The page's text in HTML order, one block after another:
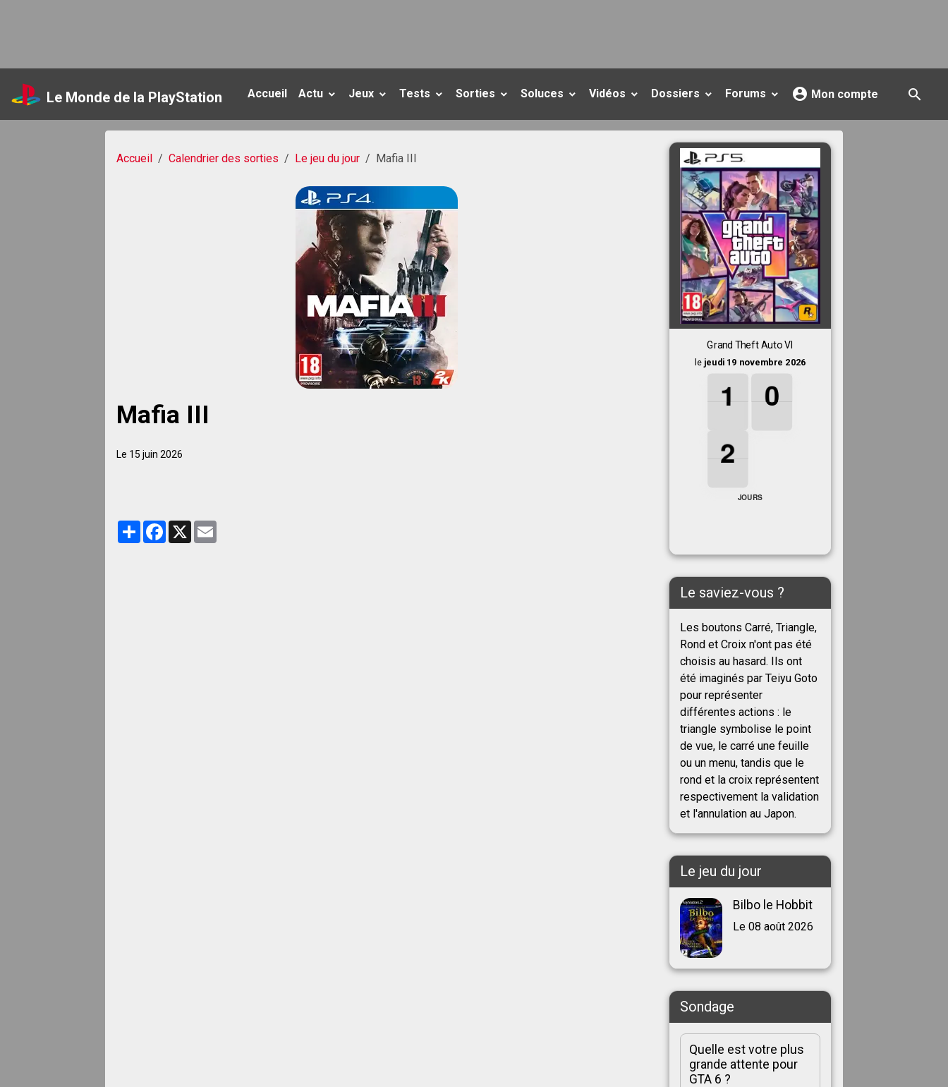
Le Monde de la PlayStation Accueil Actu Jeux Tests Sorties Soluces Vidéos Dossiers Forums Mon compte
Accueil Calendrier des sorties Le jeu du jour Mafia III
Mafia III
Le 15 juin 2026
PartagerFacebook
X
Grand Theft Auto VI
le jeudi 19 novembre 2026
1
1
1
1 0
0
0
0
2
2
2
2
JOURS
Le saviez-vous ?
Les boutons Carré, Triangle,
Rond et Croix n'ont pas été
choisis au hasard. Ils ont
été imaginés par Teiyu Goto
pour représenter
différentes actions : le
triangle symbolise le point
de vue, le carré une feuille
ou un menu, tandis que le
rond et la croix représentent
respectivement la validation
et l'annulation au Japon.
Le jeu du jour
Bilbo le Hobbit
Le 08 août 2026
Sondage
Quelle est votre plus
grande attente pour
GTA 6 ?